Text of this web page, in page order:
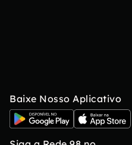
Baixe Nosso Aplicativo